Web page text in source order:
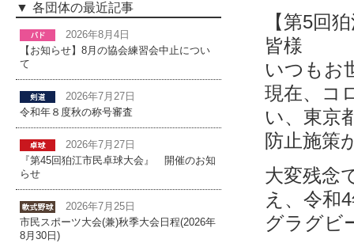
【第5回
皆様
いつもお
現在、コ
い、東京
防止施策
大変残念
え、令和
グラグビ
各団体の最近記事
2026年8月4日
【お知らせ】8月の協会練習会中止につい
て
2026年7月27日
令和年８度秋の称号審査
2026年7月27日
『第45回狛江市民卓球大会』 開催のお知
らせ
2026年7月25日
市民スポーツ大会(兼)秋季大会日程(2026年
8月30日)